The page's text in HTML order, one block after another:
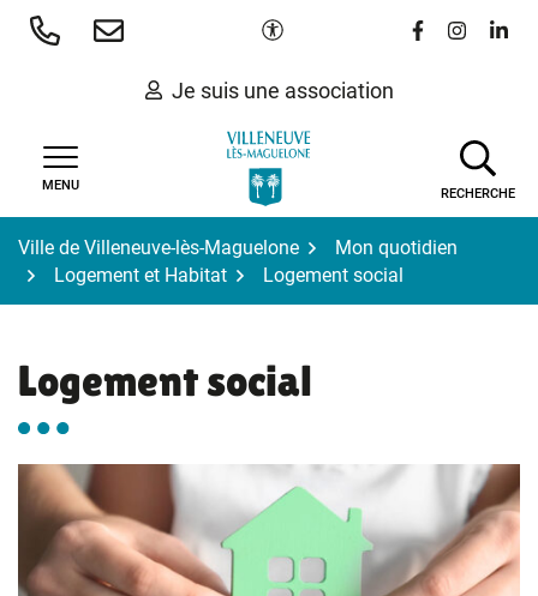
Aller
Paramètres d'accessibilité
Lien vers le
Lien vers
Lien
Je suis une association
MENU
RECHERCHE
Ville de Villeneuve-lès-Maguelone
Mon quotidien
Logement et Habitat
Logement social
Logement social